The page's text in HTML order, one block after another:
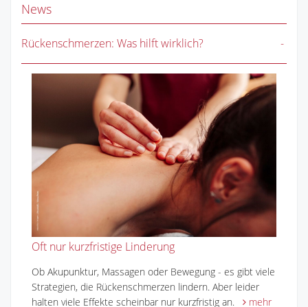
News
Rückenschmerzen: Was hilft wirklich?
Oft nur kurzfristige Linderung
Ob Akupunktur, Massagen oder Bewegung - es gibt viele
Strategien, die Rückenschmerzen lindern. Aber leider
halten viele Effekte scheinbar nur kurzfristig an.
mehr